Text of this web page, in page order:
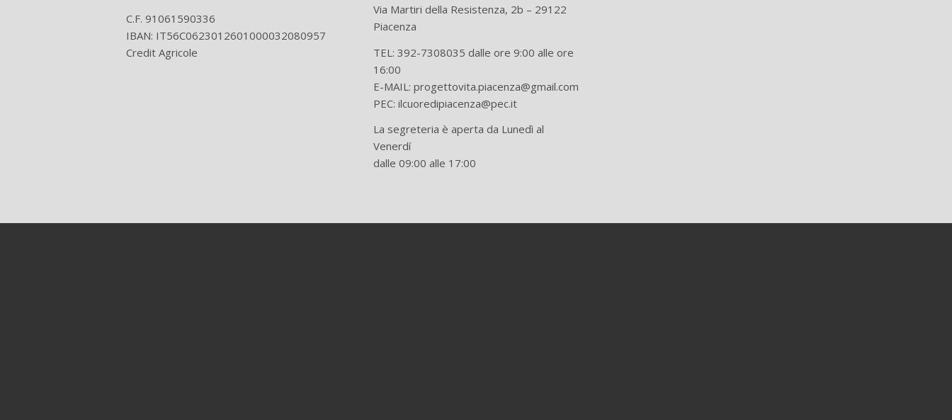
C.F. 91061590336
IBAN: IT56C0623012601000032080957
Credit Agricole
Via Martiri della Resistenza, 2b – 29122
Piacenza
TEL: 392-7308035 dalle ore 9:00 alle ore
16:00
E-MAIL: progettovita.piacenza@gmail.com
PEC: ilcuoredipiacenza@pec.it
La segreteria è aperta da Lunedì al
Venerdí
dalle 09:00 alle 17:00